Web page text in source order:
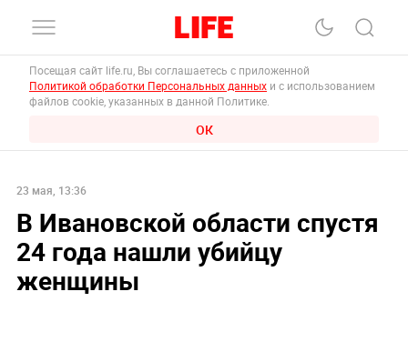
Посещая сайт life.ru, Вы соглашаетесь с приложенной
Политикой обработки Персональных данных и с использованием
файлов cookie, указанных в данной Политике.
ОК
23 мая, 13:36
В Ивановской области спустя
24 года нашли убийцу
женщины